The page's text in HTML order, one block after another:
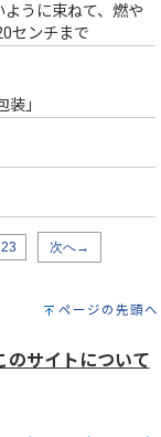
うに束ねて、燃や
センチまで
」
23 次へ→
ページの先頭へ
のサイトについて